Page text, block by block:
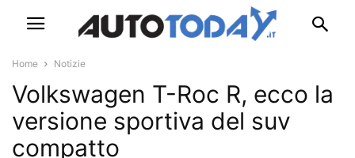
Home Notizie
Volkswagen T-Roc R, ecco la
versione sportiva del suv
compatto